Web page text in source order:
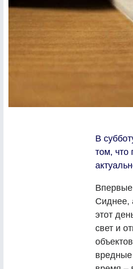
В
том, что
Сиднее,
этот
свет и